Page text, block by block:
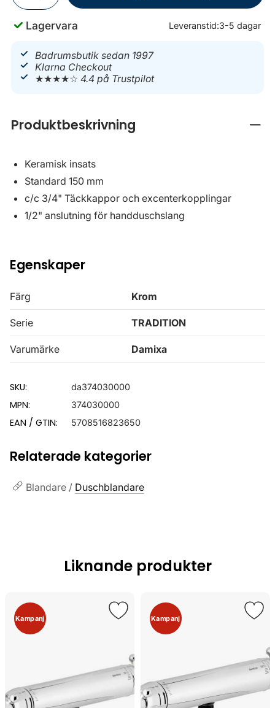
Lagervara Leveranstid:3-5 dagar
Badrumsbutik sedan 1997
Klarna Checkout
★★★★☆4.4 på Trustpilot
Produktbeskrivning
Keramisk insats
Standard 150 mm
c/c 3/4" Täckkappor och excenterkopplingar
1/2" anslutning för handduschslang
Egenskaper
Färg Krom
Serie TRADITION
Varumärke Damixa
SKU: da374030000
MPN: 374030000
EAN / GTIN: 5708516823650
Relaterade kategorier
Blandare / Duschblandare
Liknande produkter
Kampanj Kampanj